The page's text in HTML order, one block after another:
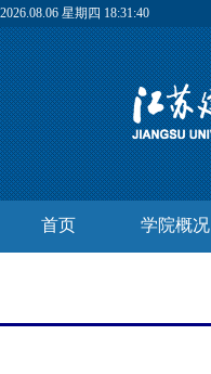
2026.08.06 星期四 18:31:41
首页 学院概况